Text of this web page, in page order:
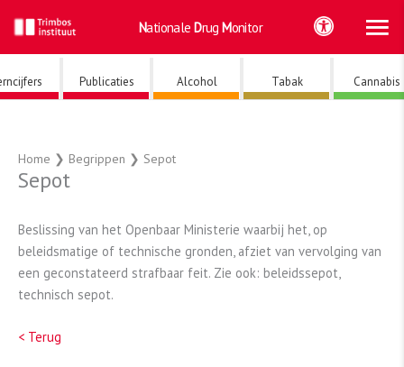
naar
de
inhoud
Nationale Drug Monitor
Publicaties Alcohol Tabak Cannabis
Home ❯ Begrippen ❯ Sepot
Sepot
Beslissing van het Openbaar Ministerie waarbij het, op
beleidsmatige of technische gronden, afziet van vervolging van
een geconstateerd strafbaar feit. Zie ook: beleidssepot,
technisch sepot.
< Terug